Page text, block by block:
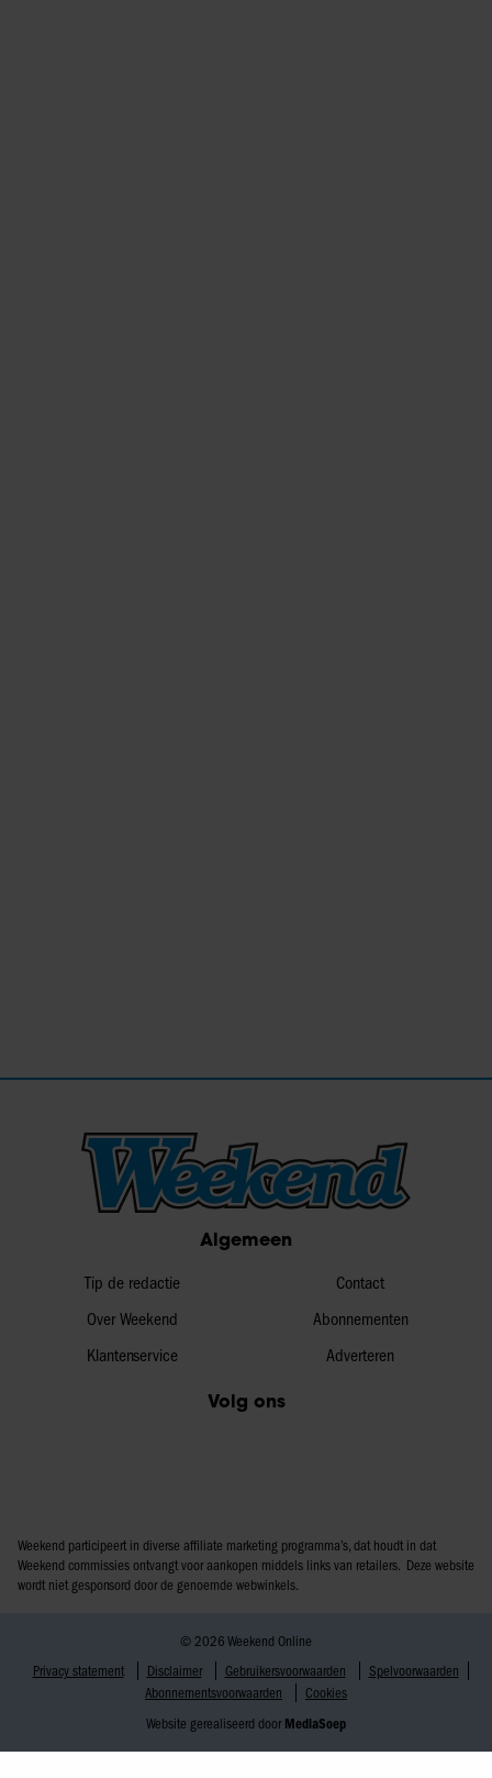
Algemeen
Tip de redactie
Over Weekend
Klantenservice
Contact
Abonnementen
Adverteren
Volg ons
Weekend participeert in diverse affiliate marketing programma’s, dat houdt in dat
Weekend commissies ontvangt voor aankopen middels links van retailers. Deze website
wordt niet gesponsord door de genoemde webwinkels.
© 2026 Weekend Online
Privacy statement
Disclaimer Gebruikersvoorwaarden
Spelvoorwaarden
Abonnementsvoorwaarden
Cookies
Website gerealiseerd door MediaSoep